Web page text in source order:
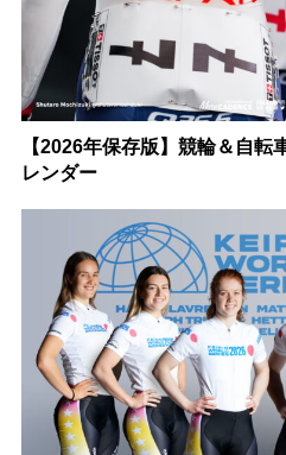
【2026年保存版】競輪＆自転
レンダー